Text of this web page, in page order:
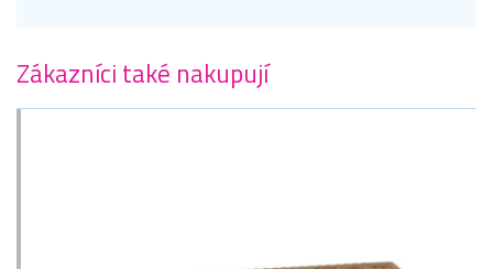
Zákazníci také nakupují